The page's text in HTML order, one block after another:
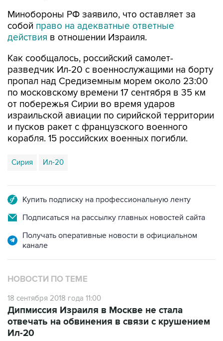
Минобороны РФ заявило, что оставляет за
собой право на адекватные ответные
действия в отношении Израиля.
Как сообщалось, российский самолет-
разведчик Ил-20 с военнослужащими на борту
пропал над Средиземным морем около 23:00
по московскому времени 17 сентября в 35 км
от побережья Сирии во время ударов
израильской авиации по сирийской территории
и пусков ракет с французского военного
корабля. 15 российских военных погибли.
Сирия Ил-20
Купить подписку на профессиональную ленту
Подписаться на рассылку главных новостей сайта
Получать оперативные новости в официальном
канале
НОВОСТИ ПО ТЕМЕ
18 сентября 2018 года 11:00
Дипмиссия Израиля в Москве не стала
отвечать на обвинения в связи с крушением
Ил-20